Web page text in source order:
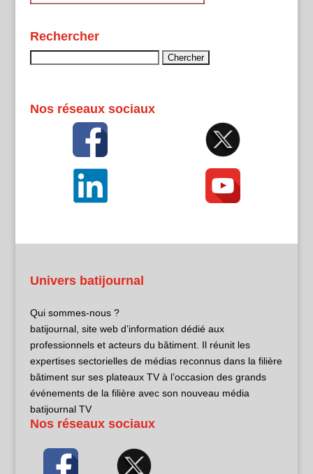
Rechercher
Nos réseaux sociaux
Univers batijournal
Qui sommes-nous ?
batijournal, site web d’information dédié aux
professionnels et acteurs du bâtiment. Il réunit les
expertises sectorielles de médias reconnus dans la filière
bâtiment sur ses plateaux TV à l’occasion des grands
événements de la filière avec son nouveau média
batijournal TV
Nos réseaux sociaux